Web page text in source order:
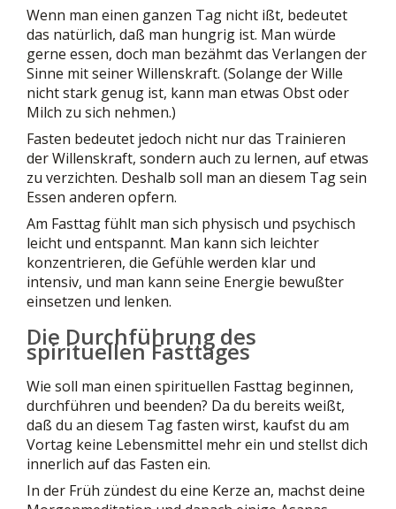
Wenn man einen ganzen Tag nicht ißt, bedeutet
das natürlich, daß man hungrig ist. Man würde
gerne essen, doch man bezähmt das Verlangen der
Sinne mit seiner Willenskraft. (Solange der Wille
nicht stark genug ist, kann man etwas Obst oder
Milch zu sich nehmen.)
Fasten bedeutet jedoch nicht nur das Trainieren
der Willenskraft, sondern auch zu lernen, auf etwas
zu verzichten. Deshalb soll man an diesem Tag sein
Essen anderen opfern.
Am Fasttag fühlt man sich physisch und psychisch
leicht und entspannt. Man kann sich leichter
konzentrieren, die Gefühle werden klar und
intensiv, und man kann seine Energie bewußter
einsetzen und lenken.
Die Durchführung des
spirituellen Fasttages
Wie soll man einen spirituellen Fasttag beginnen,
durchführen und beenden? Da du bereits weißt,
daß du an diesem Tag fasten wirst, kaufst du am
Vortag keine Lebensmittel mehr ein und stellst dich
innerlich auf das Fasten ein.
In der Früh zündest du eine Kerze an, machst deine